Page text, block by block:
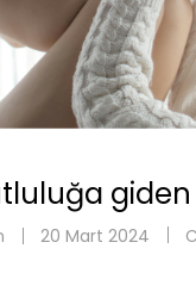
giden
20 Mart 2024